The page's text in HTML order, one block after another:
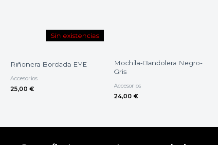
Sin existencias
Riñonera Bordada EYE
Accesorios
25,00 €
Mochila-Bandolera Negro-
Gris
Accesorios
24,00 €